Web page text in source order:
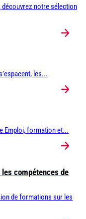
découvrez notre sélection
les...
Emploi, formation et...
compétences de
de formations sur les